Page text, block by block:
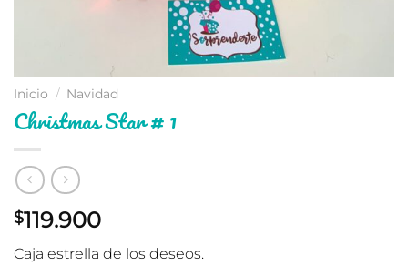
Inicio / Navidad
Christmas Star # 1
$119.900
Caja estrella de los deseos.